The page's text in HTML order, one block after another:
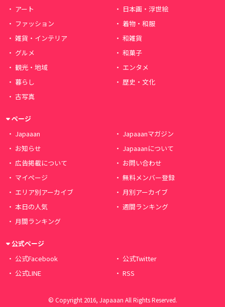
アート
日本画・浮世絵
ファッション
着物・和服
雑貨・インテリア
和雑貨
グルメ
和菓子
観光・地域
エンタメ
暮らし
歴史・文化
古写真
ページ
Japaaan
Japaaanマガジン
お知らせ
Japaaanについて
広告掲載について
お問い合わせ
マイページ
無料メンバー登録
エリア別アーカイブ
月別アーカイブ
本日の人気
週間ランキング
月間ランキング
公式ページ
公式Facebook
公式Twitter
公式LINE
RSS
© Copyright 2016, Japaaan All Rights Reserved.